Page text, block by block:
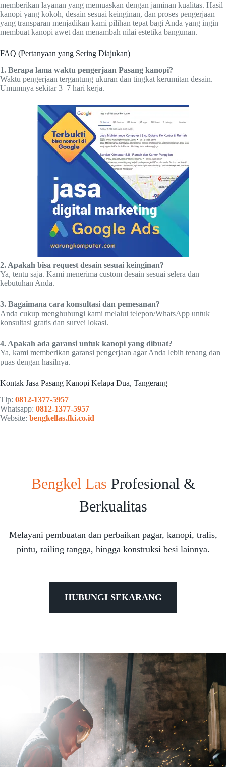
memberikan layanan yang memuaskan dengan jaminan kualitas. Hasil
kanopi yang kokoh, desain sesuai keinginan, dan proses pengerjaan
yang transparan menjadikan kami pilihan tepat bagi Anda yang ingin
membuat kanopi awet dan menambah nilai estetika bangunan.
FAQ (Pertanyaan yang Sering Diajukan)
1. Berapa lama waktu pengerjaan Pasang kanopi?
Waktu pengerjaan tergantung ukuran dan tingkat kerumitan desain.
Umumnya sekitar 3–7 hari kerja.
2. Apakah bisa request desain sesuai keinginan?
Ya, tentu saja. Kami menerima custom desain sesuai selera dan
kebutuhan Anda.
3. Bagaimana cara konsultasi dan pemesanan?
Anda cukup menghubungi kami melalui telepon/WhatsApp untuk
konsultasi gratis dan survei lokasi.
4. Apakah ada garansi untuk kanopi yang dibuat?
Ya, kami memberikan garansi pengerjaan agar Anda lebih tenang dan
puas dengan hasilnya.
Kontak Jasa Pasang Kanopi Kelapa Dua, Tangerang
Tlp: 0812-1377-5957
Whatsapp: 0812-1377-5957
Website: bengkellas.fki.co.id
Bengkel Las Profesional &
Berkualitas
Melayani pembuatan dan perbaikan pagar, kanopi, tralis,
pintu, railing tangga, hingga konstruksi besi lainnya.
HUBUNGI SEKARANG